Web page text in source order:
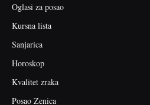
Oglasi za posao
Kursna lista
Sanjarica
Horoskop
Kvalitet zraka
Posao Zenica